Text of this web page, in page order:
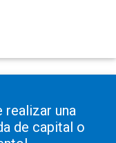
realizar una
de capital o